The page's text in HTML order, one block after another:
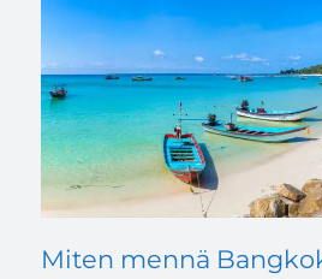
Miten mennä